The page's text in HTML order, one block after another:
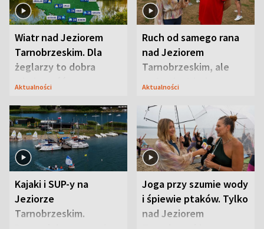
Wiatr nad Jeziorem
Tarnobrzeskim. Dla
żeglarzy to dobra
wiadomość
Aktualności
Ruch od samego rana
nad Jeziorem
Tarnobrzeskim, ale
ważna jest jedna
Aktualności
Kajaki i SUP-y na
Jeziorze
Tarnobrzeskim.
Joga przy szumie wody
i śpiewie ptaków. Tylko
nad Jeziorem